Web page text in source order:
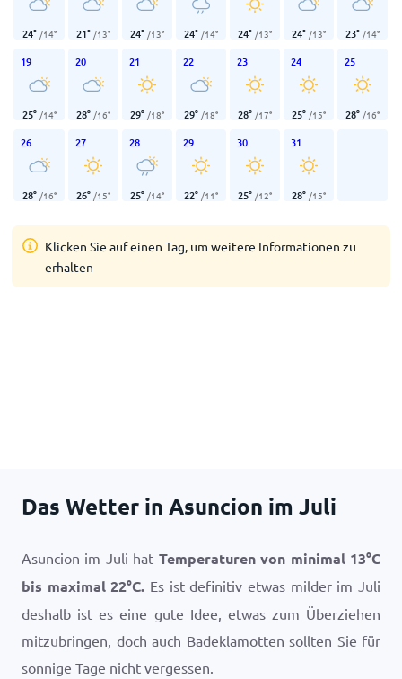
24° /14° 21° /13° 24° /13° 24° /14° 24° /13° 24° /13° 23° /14°
19
25° /14°
20
28° /16°
21
29° /18°
22
29° /18°
23
28° /17°
24
25° /15°
25
28° /16°
26
28° /16°
27
26° /15°
28
25° /14°
29
22° /11°
30
25° /12°
31
28° /15°
Klicken Sie auf einen Tag, um weitere Informationen zu
erhalten
Das Wetter in Asuncion im Juli
Asuncion im Juli hat Temperaturen von minimal 13°C
bis maximal22°C. Es ist definitiv etwas milder im Juli
deshalb ist es eine gute Idee, etwas zum Überziehen
mitzubringen, doch auch Badeklamotten sollten Sie für
sonnige Tage nicht vergessen.